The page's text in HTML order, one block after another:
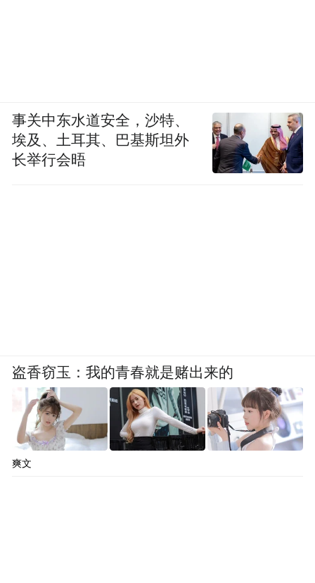
事关中东水道安全，沙特、
埃及、土耳其、巴基斯坦外
长举行会晤
盗香窃玉：我的青春就是赌出来的
爽文